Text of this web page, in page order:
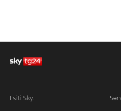
I siti Sky: